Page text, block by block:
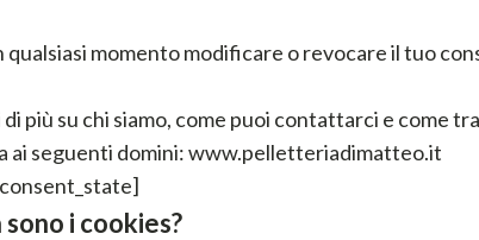
qualsiasi momento modificare o revocare il tuo
di più su chi siamo, come puoi contattarci e come
ai seguenti domini: www.pelletteriadimatteo.it
sono i cookies?